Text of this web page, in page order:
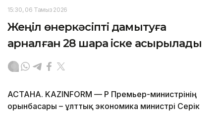
15:30, 06 Тамыз 2026
Жеңіл өнеркәсіпті дамытуға
арналған 28 шара іске асырылады
АСТАНА. KAZINFORM — ҚР Премьер-министрінің
орынбасары – ұлттық экономика министрі Серік